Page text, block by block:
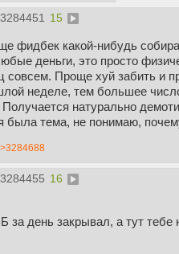
3284451 15
фидбек какой-нибудь
деньги, это просто
совсем. Проще хуй забить и
неделе, тем большее
натурально
была тема, не понимаю,
3284455 16
за день закрывал, а тут